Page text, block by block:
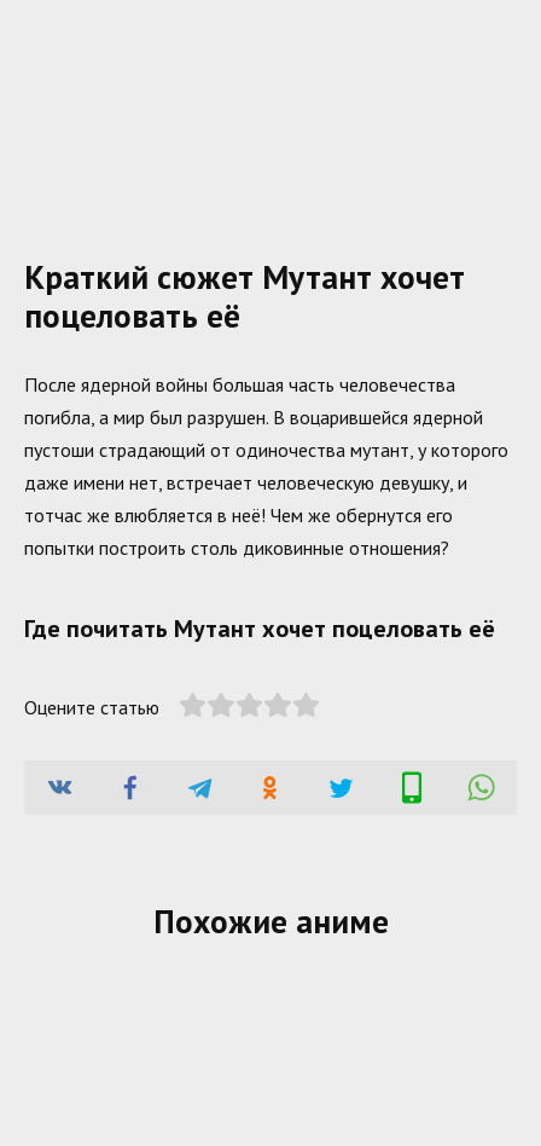
Краткий сюжет Мутант хочет
поцеловать её
После ядерной войны большая часть человечества
погибла, а мир был разрушен. В воцарившейся ядерной
пустоши страдающий от одиночества мутант, у которого
даже имени нет, встречает человеческую девушку, и
тотчас же влюбляется в неё! Чем же обернутся его
попытки построить столь диковинные отношения?
Где почитать Мутант хочет поцеловать её
Оцените статью
Похожие аниме